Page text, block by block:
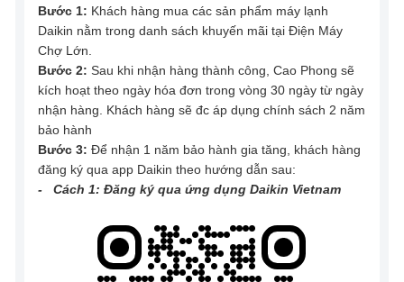
Bước 1: Khách hàng mua các sản phẩm máy lạnh
Daikin nằm trong danh sách khuyến mãi tại Điện Máy
Chợ Lớn.
Bước 2: Sau khi nhận hàng thành công, Cao Phong sẽ
kích hoạt theo ngày hóa đơn trong vòng 30 ngày từ ngày
nhận hàng. Khách hàng sẽ đc áp dụng chính sách 2 năm
bảo hành
Bước 3: Để nhận 1 năm bảo hành gia tăng, khách hàng
đăng ký qua app Daikin theo hướng dẫn sau:
- Cách 1: Đăng ký qua ứng dụng Daikin Vietnam